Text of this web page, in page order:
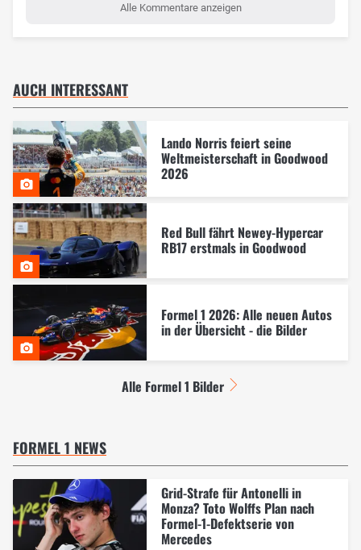
Alle Kommentare anzeigen
AUCH INTERESSANT
Lando Norris feiert seine
Weltmeisterschaft in Goodwood
2026
Red Bull fährt Newey-Hypercar
RB17 erstmals in Goodwood
Formel 1 2026: Alle neuen Autos
in der Übersicht - die Bilder
Alle Formel 1 Bilder
FORMEL 1 NEWS
Grid-Strafe für Antonelli in
Monza? Toto Wolffs Plan nach
Formel-1-Defektserie von
Mercedes